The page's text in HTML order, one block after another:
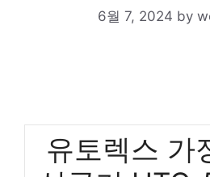
6월 7, 2024 by
유토렉스 가